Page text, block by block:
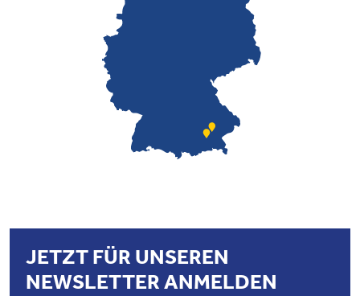
JETZT FÜR UNSEREN
NEWSLETTER ANMELDEN